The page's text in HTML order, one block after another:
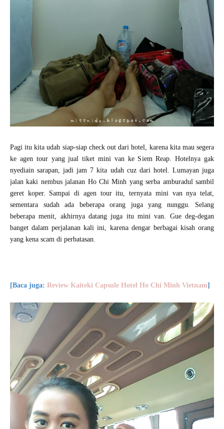
Pagi itu kita udah siap-siap check out dari hotel, karena kita mau segera
ke agen tour yang jual tiket mini van ke Siem Reap. Hotelnya gak
nyediain sarapan, jadi jam 7 kita udah cuz dari hotel. Lumayan juga
jalan kaki nembus jalanan Ho Chi Minh yang serba amburadul sambil
geret koper. Sampai di agen tour itu, ternyata mini van nya telat,
sementara sudah ada beberapa orang juga yang nunggu. Selang
beberapa menit, akhirnya datang juga itu mini van. Gue deg-degan
banget dalam perjalanan kali ini, karena dengar berbagai kisah orang
yang kena scam di perbatasan.
[Baca juga: Review Kaiteki Capsule Hotel Ho Chi Minh Vietnam]